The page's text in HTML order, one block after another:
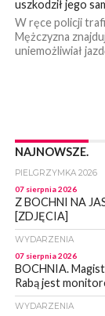
uszkodził jego
W ręce policji
Mężczyzna
uniemożliwiał
NAJNOWSZE.
PIELGRZYMKA 2026
07 sierpnia 2026
Z BOCHNI NA
[ZDJĘCIA]
WYDARZENIA
07 sierpnia 2026
BOCHNIA.
Rabą jest
WYDARZENIA